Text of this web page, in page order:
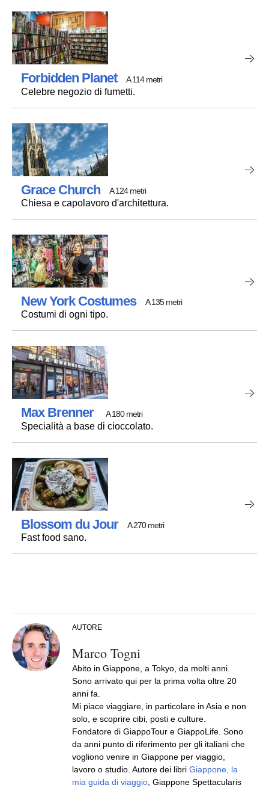
Forbidden Planet A 114 metri
Celebre negozio di fumetti.
Grace Church A 124 metri
Chiesa e capolavoro d'architettura.
New York Costumes A 135 metri
Costumi di ogni tipo.
Max Brenner A 180 metri
Specialità a base di cioccolato.
Blossom du Jour A 270 metri
Fast food sano.
AUTORE
Marco Togni
Abito in Giappone, a Tokyo, da molti anni.
Sono arrivato qui per la prima volta oltre 20
anni fa.
Mi piace viaggiare, in particolare in Asia e non
solo, e scoprire cibi, posti e culture.
Fondatore di GiappoTour e GiappoLife. Sono
da anni punto di riferimento per gli italiani che
vogliono venire in Giappone per viaggio,
lavoro o studio. Autore dei libri Giappone, la
mia guida di viaggio , Giappone Spettacularis